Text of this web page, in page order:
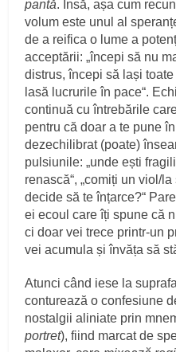
pantă. Însă, așa cum
volum este unul al
de a reifica o lume a
acceptării: „începi să nu
distrus, începi să lași
lasă lucrurile în pace“.
continuă cu întrebările
pentru că doar a te pune
dezechilibrat (poate)
pulsiunile: „unde ești
renască“, „comiți un viol/
decide să te înțarce?“
ei ecoul care îți spune că
ci doar vei trece printr-un
vei acumula și învăța să
Atunci când iese la
conturează o confesiune
nostalgii aliniate prin
portret), fiind marcat de